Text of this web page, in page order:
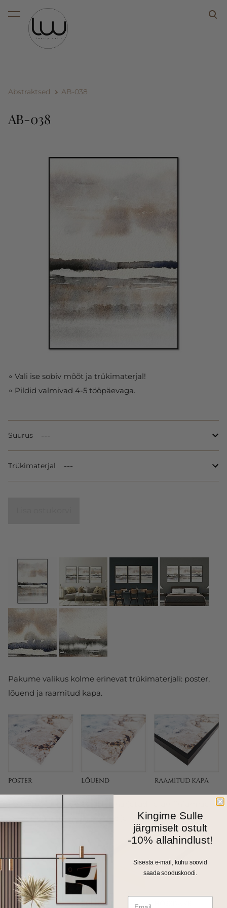
lisati ostukorvi.
Abstraktsed AB-038
Pakume valikus kolme erinevat trükimaterjali: poster,
lõuend ja raamitud kapa.
Fotokapal on kitsas 1cm harjatud alumiiniumraam.
Valikus on matt must, kuldne ja hõbedane toon.
AB-038
∘ Vali ise sobiv mõõt ja trükimaterjal!
∘ Pildid valmivad 4-5 tööpäevaga.
Suurus
Trükimaterjal
Kingime Sulle
järgmiselt ostult
-10% allahindlust!
Sisesta e-mail, kuhu soovid
saada sooduskoodi.